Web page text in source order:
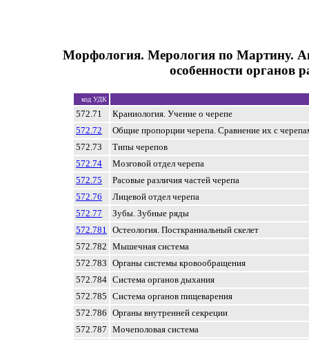
Морфология. Мерология по Мартину.
особенности органов
код УДК
572.71
Краниология. Учение о черепе
572.72
Общие пропорции черепа. Сравнение их с
572.73
Типы черепов
572.74
Мозговой отдел черепа
572.75
Расовые различия частей черепа
572.76
Лицевой отдел черепа
572.77
Зубы. Зубные ряды
572.781 Остеология. Посткраниальный скелет
572.782 Мышечная система
572.783 Органы системы кровообращения
572.784 Система органов дыхания
572.785 Система органов пищеварения
572.786 Органы внутренней секреции
572.787 Мочеполовая система